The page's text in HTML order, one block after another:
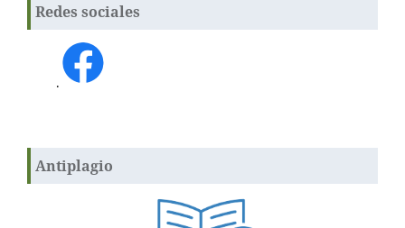
Redes sociales
.
Antiplagio